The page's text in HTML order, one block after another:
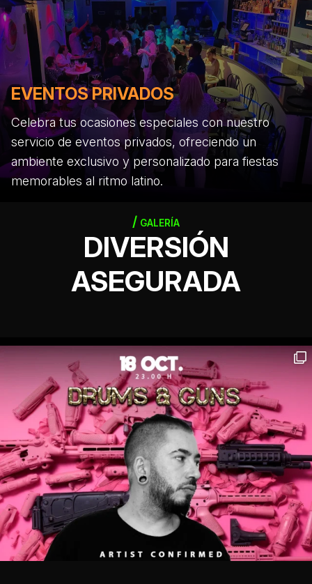
EVENTOS PRIVADOS
Celebra tus ocasiones especiales con nuestro
servicio de eventos privados, ofreciendo un
ambiente exclusivo y personalizado para fiestas
memorables al ritmo latino.
GALERÍA
DIVERSIÓN
ASEGURADA